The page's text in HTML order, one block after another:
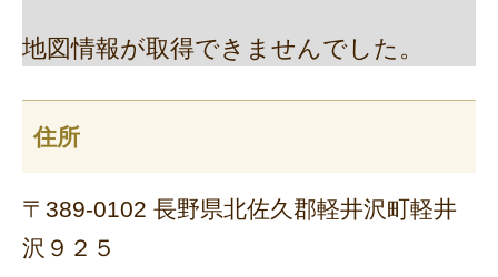
地図情報が取得できませんでした。
住所
〒389-0102 長野県北佐久郡軽井沢町軽井
沢９２５